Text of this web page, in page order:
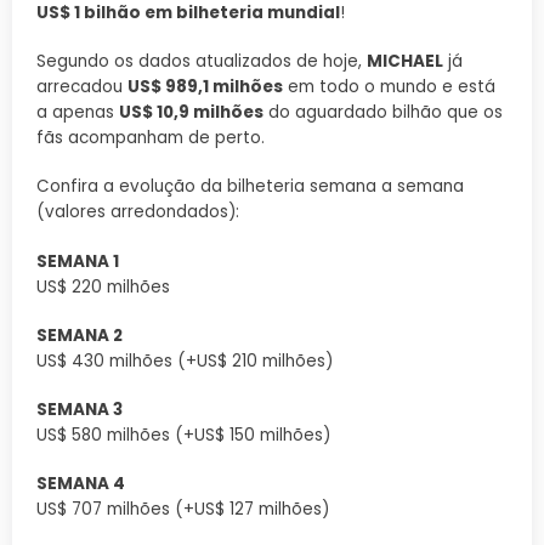
US$ 1 bilhão em bilheteria mundial!
Segundo os dados atualizados de hoje, MICHAEL já
arrecadou US$ 989,1 milhões em todo o mundo e está
a apenas US$ 10,9 milhões do aguardado bilhão que os
fãs acompanham de perto.
Confira a evolução da bilheteria semana a semana
(valores arredondados):
SEMANA 1
US$ 220 milhões
SEMANA 2
US$ 430 milhões (+US$ 210 milhões)
SEMANA 3
US$ 580 milhões (+US$ 150 milhões)
SEMANA 4
US$ 707 milhões (+US$ 127 milhões)